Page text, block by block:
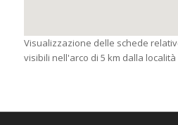
Visualizzazione delle schede
visibili nell'arco di 5 km dalla